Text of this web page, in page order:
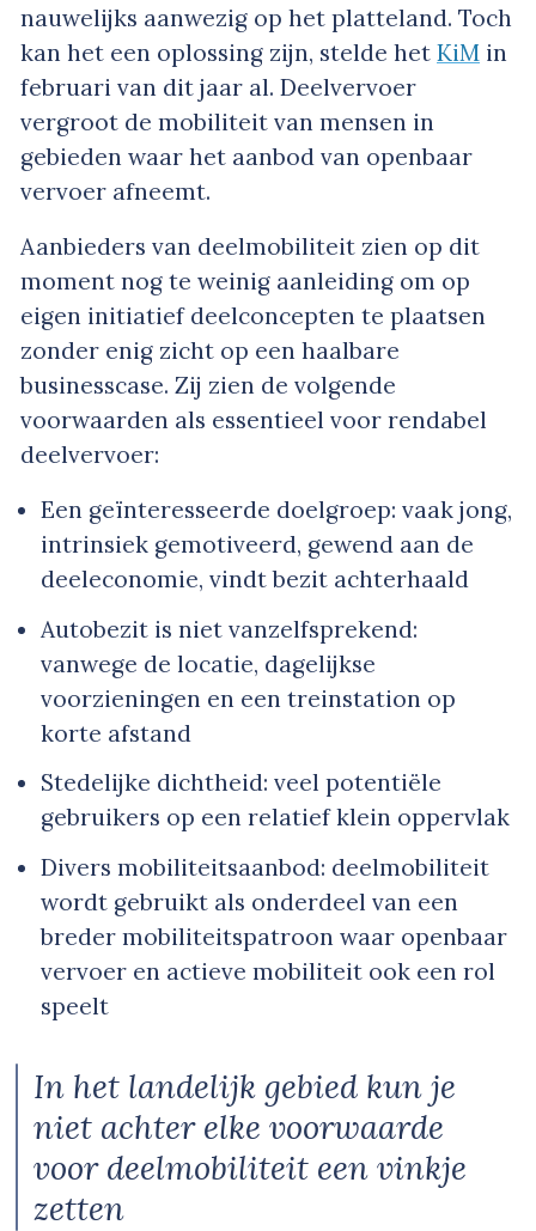
nauwelijks aanwezig op het platteland. Toch
kan het een oplossing zijn, stelde het KiM in
februari van dit jaar al. Deelvervoer
vergroot de mobiliteit van mensen in
gebieden waar het aanbod van openbaar
vervoer afneemt.
Aanbieders van deelmobiliteit zien op dit
moment nog te weinig aanleiding om op
eigen initiatief deelconcepten te plaatsen
zonder enig zicht op een haalbare
businesscase. Zij zien de volgende
voorwaarden als essentieel voor rendabel
deelvervoer:
Een geïnteresseerde doelgroep: vaak jong,
intrinsiek gemotiveerd, gewend aan de
deeleconomie, vindt bezit achterhaald
Autobezit is niet vanzelfsprekend:
vanwege de locatie, dagelijkse
voorzieningen en een treinstation op
korte afstand
Stedelijke dichtheid: veel potentiële
gebruikers op een relatief klein oppervlak
Divers mobiliteitsaanbod: deelmobiliteit
wordt gebruikt als onderdeel van een
breder mobiliteitspatroon waar openbaar
vervoer en actieve mobiliteit ook een rol
speelt
In het landelijk gebied kun je
niet achter elke voorwaarde
voor deelmobiliteit een vinkje
zetten